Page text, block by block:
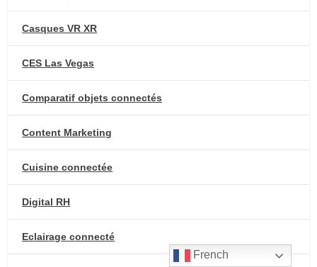
Casques VR XR
CES Las Vegas
Comparatif objets connectés
Content Marketing
Cuisine connectée
Digital RH
Eclairage connecté
French